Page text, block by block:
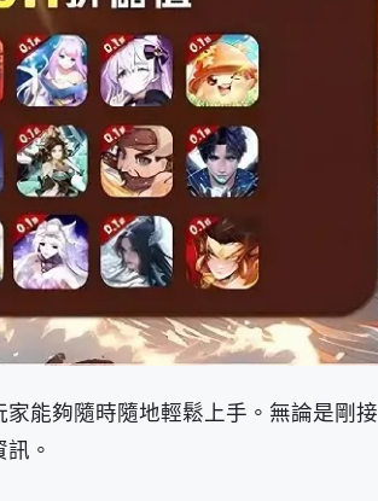
能夠隨時隨地輕鬆上手。無論是剛接
。